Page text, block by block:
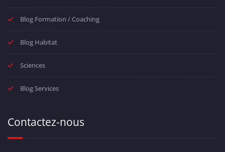
Blog Formation / Coaching
Blog Habitat
Sciences
Blog Services
Contactez-nous